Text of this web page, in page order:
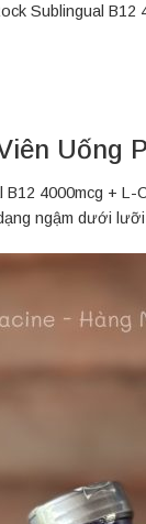
Sublingual B12
Uống
4000mcg +
ngậm dưới